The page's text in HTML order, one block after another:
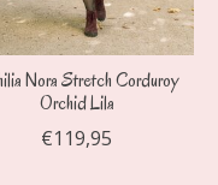
Nora Stretch Corduroy
Orchid Lila
€119,95